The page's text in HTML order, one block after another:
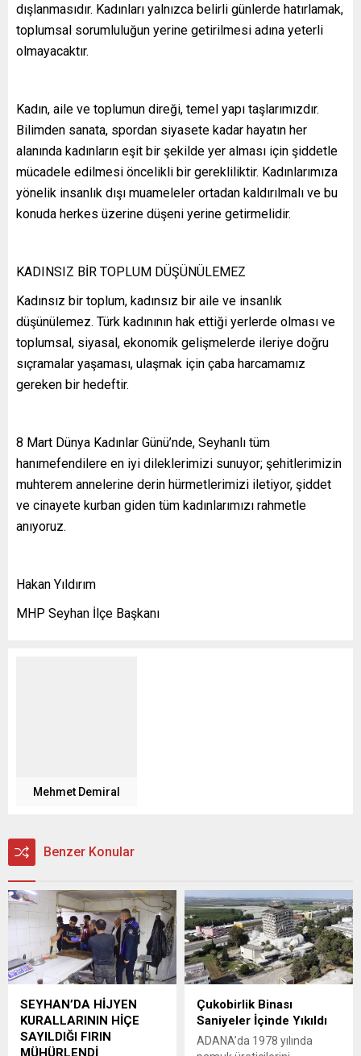
dışlanmasıdır. Kadınları yalnızca belirli günlerde hatırlamak,
toplumsal sorumluluğun yerine getirilmesi adına yeterli
olmayacaktır.
Kadın, aile ve toplumun direği, temel yapı taşlarımızdır.
Bilimden sanata, spordan siyasete kadar hayatın her
alanında kadınların eşit bir şekilde yer alması için şiddetle
mücadele edilmesi öncelikli bir gerekliliktir. Kadınlarımıza
yönelik insanlık dışı muameleler ortadan kaldırılmalı ve bu
konuda herkes üzerine düşeni yerine getirmelidir.
KADINSIZ BİR TOPLUM DÜŞÜNÜLEMEZ
Kadınsız bir toplum, kadınsız bir aile ve insanlık
düşünülemez. Türk kadınının hak ettiği yerlerde olması ve
toplumsal, siyasal, ekonomik gelişmelerde ileriye doğru
sıçramalar yaşaması, ulaşmak için çaba harcamamız
gereken bir hedeftir.
8 Mart Dünya Kadınlar Günü’nde, Seyhanlı tüm
hanımefendilere en iyi dileklerimizi sunuyor; şehitlerimizin
muhterem annelerine derin hürmetlerimizi iletiyor, şiddet
ve cinayete kurban giden tüm kadınlarımızı rahmetle
anıyoruz.
Hakan Yıldırım
MHP Seyhan İlçe Başkanı
Mehmet Demiral
Benzer Konular
SEYHAN’DA HİJYEN
KURALLARININ HİÇE
SAYILDIĞI FIRIN
MÜHÜRLENDİ
Çukobirlik Binası
Saniyeler İçinde Yıkıldı
ADANA’da 1978 yılında